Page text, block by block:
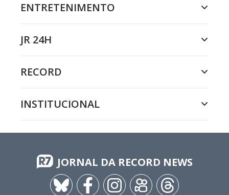
ENTRETENIMENTO
JR 24H
RECORD
INSTITUCIONAL
JORNAL DA RECORD NEWS